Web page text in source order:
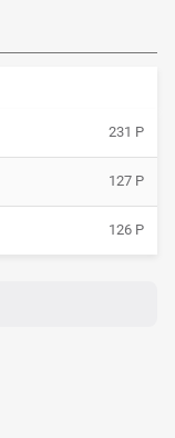
231 P
127 P
126 P